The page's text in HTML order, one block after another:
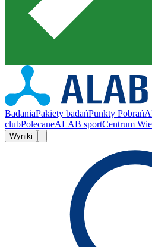
BadaniaPakiety badańPunkty Pobrań
clubPolecaneALAB sportCentrum
Wyniki